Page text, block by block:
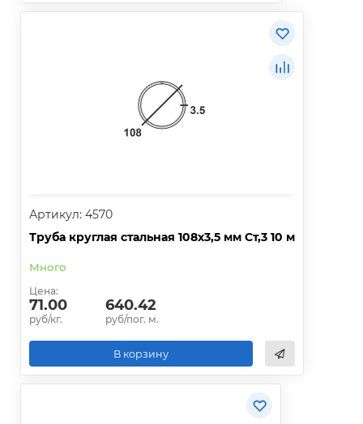
Артикул: 4570
Труба круглая стальная 108х3,5 мм Ст,3 10 м
Много
Цена:
71.00
руб/кг.
640.42
руб/пог. м.
В корзину